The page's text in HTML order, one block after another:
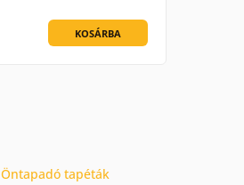
KOSÁRBA
Öntapadó tapéták